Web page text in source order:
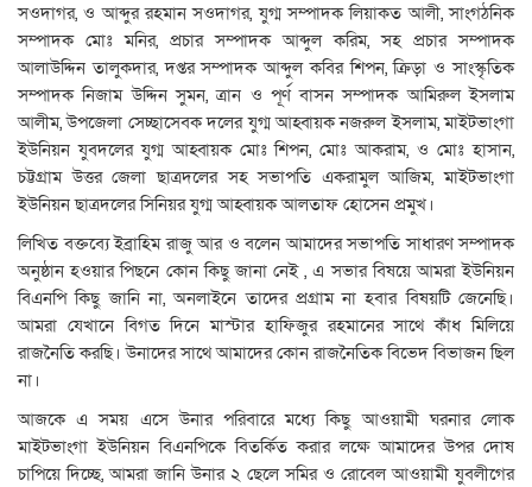
সওদাগর, ও আব্দুর রহমান সওদাগর, যুগ্ম সম্পাদক লিয়াকত আলী, সাংগঠনিক
সম্পাদক মোঃ মনির, প্রচার সম্পাদক আব্দুল করিম, সহ প্রচার সম্পাদক
আলাউদ্দিন তালুকদার, দপ্তর সম্পাদক আব্দুল কবির শিপন, ক্রিড়া ও সাংস্কৃতিক
সম্পাদক নিজাম উদ্দিন সুমন, ত্রান ও পূর্ণ বাসন সম্পাদক আমিরুল ইসলাম
আলীম, উপজেলা সেচ্ছাসেবক দলের যুগ্ম আহ্বায়ক নজরুল ইসলাম, মাইটভাংগা
ইউনিয়ন যুবদলের যুগ্ম আহ্বায়ক মোঃ শিপন, মোঃ আকরাম, ও মোঃ হাসান,
চট্টগ্রাম উত্তর জেলা ছাত্রদলের সহ সভাপতি একরামুল আজিম, মাইটভাংগা
ইউনিয়ন ছাত্রদলের সিনিয়র যুগ্ম আহ্বায়ক আলতাফ হোসেন প্রমুখ।
লিখিত বক্তব্যে ইব্রাহিম রাজু আর ও বলেন আমাদের সভাপতি সাধারণ সম্পাদক
অনুষ্ঠান হওয়ার পিছনে কোন কিছু জানা নেই , এ সভার বিষয়ে আমরা ইউনিয়ন
বিএনপি কিছু জানি না, অনলাইনে তাদের প্রগ্রাম না হবার বিষয়টি জেনেছি।
আমরা যেখানে বিগত দিনে মাস্টার হাফিজুর রহমানের সাথে কাঁধ মিলিয়ে
রাজনৈতি করছি। উনাদের সাথে আমাদের কোন রাজনৈতিক বিভেদ বিভাজন ছিল
না।
আজকে এ সময় এসে উনার পরিবারে মধ্যে কিছু আওয়ামী ঘরনার লোক
মাইটভাংগা ইউনিয়ন বিএনপিকে বিতর্কিত করার লক্ষে আমাদের উপর দোষ
চাপিয়ে দিচ্ছে, আমরা জানি উনার ২ ছেলে সমির ও রোবেল আওয়ামী যুবলীগের